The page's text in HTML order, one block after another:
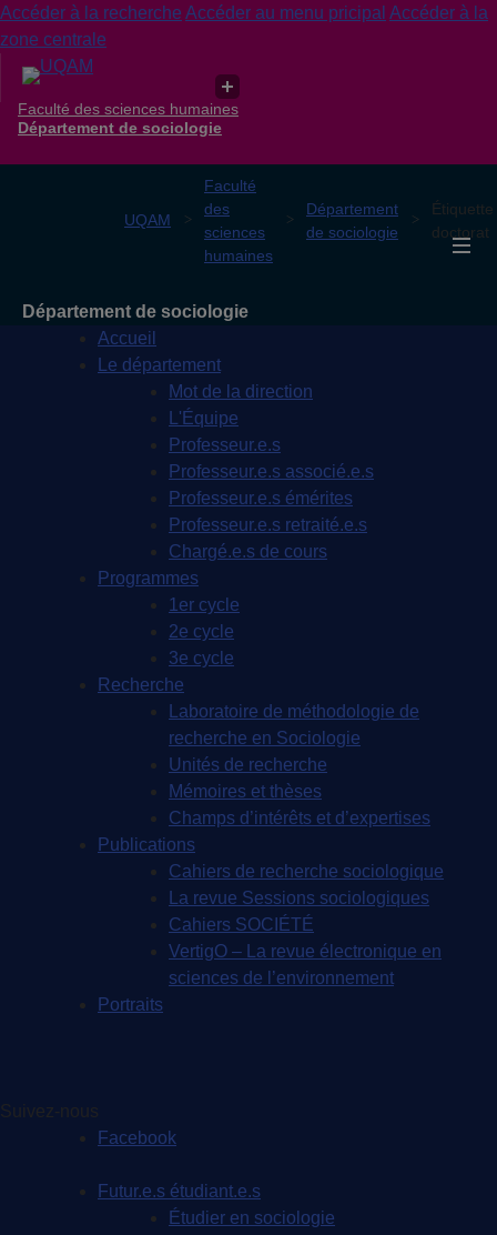
Accéder à la recherche Accéder au menu pricipal Accéder à la
zone centrale
Faculté des sciences humaines
Département de sociologie
UQAM
Faculté
des
sciences
humaines
Département
de sociologie
Étiquette
doctorat
Département de sociologie
Accueil
Le département
Mot de la direction
L'Équipe
Professeur.e.s
Professeur.e.s associé.e.s
Professeur.e.s émérites
Professeur.e.s retraité.e.s
Chargé.e.s de cours
Programmes
1er cycle
2e cycle
3e cycle
Recherche
Laboratoire de méthodologie de
recherche en Sociologie
Unités de recherche
Mémoires et thèses
Champs d’intérêts et d’expertises
Publications
Cahiers de recherche sociologique
La revue Sessions sociologiques
Cahiers SOCIÉTÉ
VertigO – La revue électronique en
sciences de l’environnement
Portraits
Suivez-nous
Facebook
Futur.e.s étudiant.e.s
Étudier en sociologie